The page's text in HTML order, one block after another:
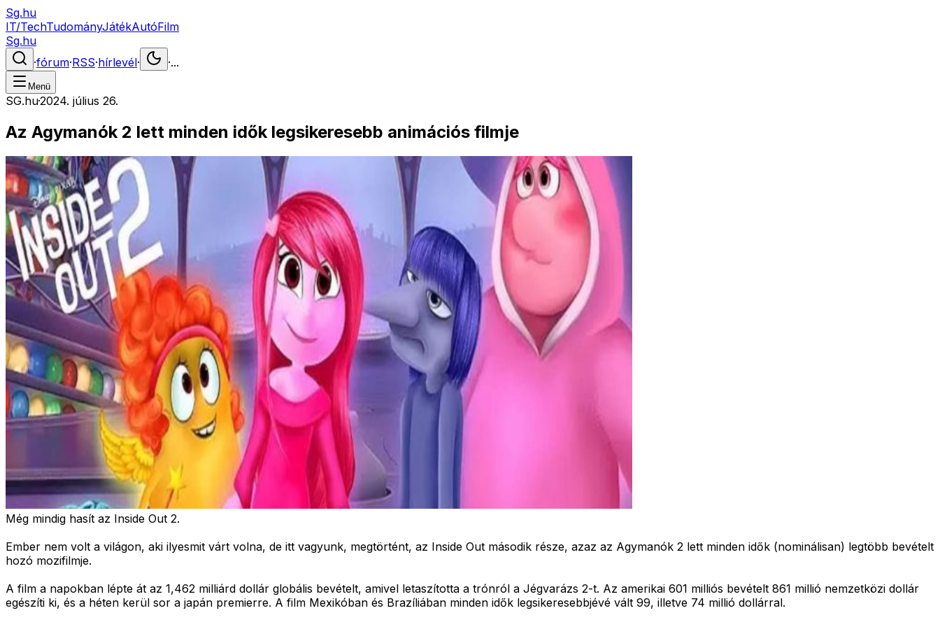
Sg.hu
IT/TechTudományJátékAutóFilm
Sg.hu
·fórum·RSS·hírlevél· ·...
Menü
SG.hu·2024. július 26.
Az Agymanók 2 lett minden idők legsikeresebb animációs filmje
Még mindig hasít az Inside Out 2.
Ember nem volt a világon, aki ilyesmit várt volna, de itt vagyunk, megtörtént, az Inside Out második része, azaz az Agymanók 2 lett minden idők (nominálisan) legtöbb bevételt
hozó mozifilmje.
A film a napokban lépte át az 1,462 milliárd dollár globális bevételt, amivel letaszította a trónról a Jégvarázs 2-t. Az amerikai 601 milliós bevételt 861 millió nemzetközi dollár
egészíti ki, és a héten kerül sor a japán premierre. A film Mexikóban és Brazíliában minden idők legsikeresebbjévé vált 99, illetve 74 millió dollárral.